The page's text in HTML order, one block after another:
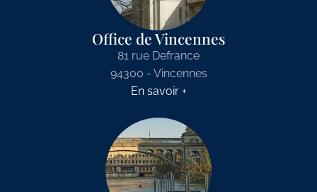
Office de Vincennes
81 rue Defrance
94300 - Vincennes
En savoir +